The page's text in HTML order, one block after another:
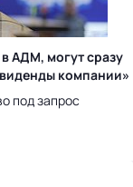
АДМ, могут сразу
компании»
под запрос